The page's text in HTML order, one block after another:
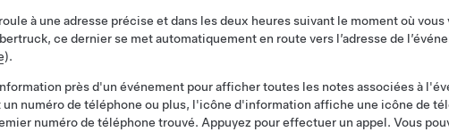
à une adresse précise et dans les deux heures suivant le moment où vous
, ce dernier se met automatiquement en route vers l’adresse de
).
près d'un événement pour afficher toutes les notes associées à
numéro de téléphone ou plus, l'icône d'information affiche une icône de
numéro de téléphone trouvé. Appuyez pour effectuer un appel. Vous